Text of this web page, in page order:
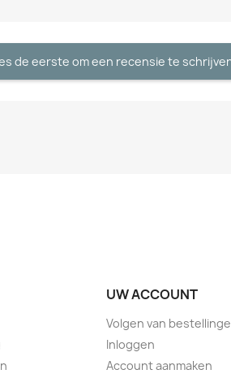
de eerste om een recensie te
UW ACCOUNT
Volgen van
Inloggen
Account aanmaken